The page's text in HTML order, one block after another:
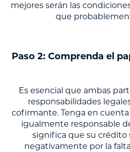
mejores serán las
que
Paso 2: Comprenda el
Es esencial que ambas
responsabilidades
cofirmante. Tenga en
igualmente responsable
significa que su crédito
negativamente por la